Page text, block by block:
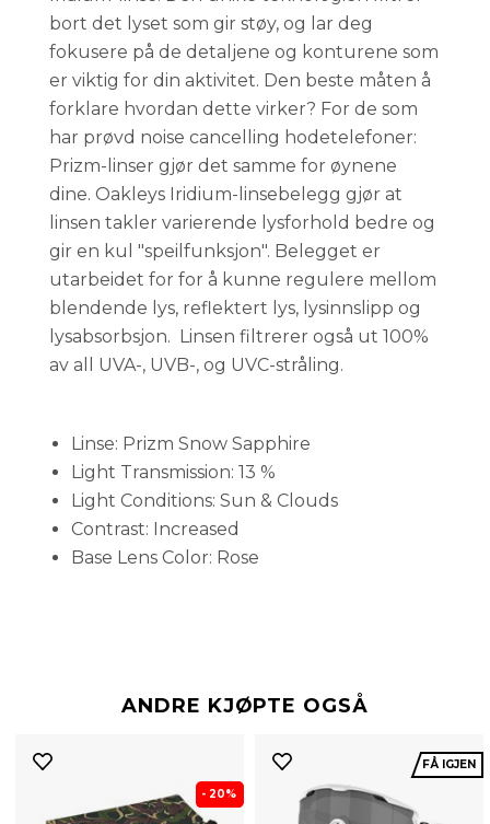
bort det lyset som gir støy, og lar deg
fokusere på de detaljene og konturene som
er viktig for din aktivitet. Den beste måten å
forklare hvordan dette virker? For de som
har prøvd noise cancelling hodetelefoner:
Prizm-linser gjør det samme for øynene
dine. Oakleys Iridium-linsebelegg gjør at
linsen takler varierende lysforhold bedre og
gir en kul "speilfunksjon". Belegget er
utarbeidet for for å kunne regulere mellom
blendende lys, reflektert lys, lysinnslipp og
lysabsorbsjon. Linsen filtrerer også ut 100%
av all UVA-, UVB-, og UVC-stråling.
Linse: Prizm Snow Sapphire
Light Transmission: 13 %
Light Conditions: Sun & Clouds
Contrast: Increased
Base Lens Color: Rose
ANDRE KJØPTE OGSÅ
- 20%
FÅ IGJEN